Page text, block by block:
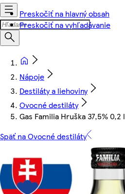
Preskočiť na hlavný obsah
Preskočiť na vyhľadávanie
Nápoje
Destiláty a liehoviny
Ovocné destiláty
Gas Familia Hruška 37,5% 0,2 l
Späť na Ovocné destiláty